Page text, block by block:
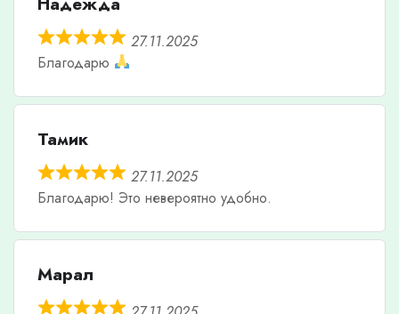
27.11.2025
Благодарю
Тамик
27.11.2025
Благодарю! Это невероятно удобно.
Марал